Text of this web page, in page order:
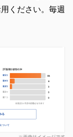
ください。毎週